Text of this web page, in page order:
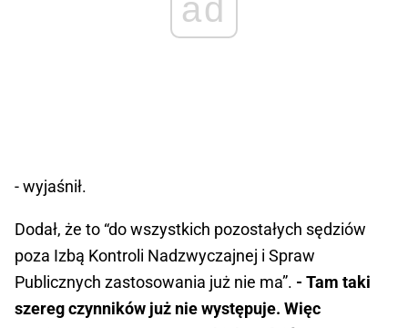
ad
- wyjaśnił.
Dodał, że to “do wszystkich pozostałych sędziów
poza Izbą Kontroli Nadzwyczajnej i Spraw
Publicznych zastosowania już nie ma”. - Tam taki
szereg czynników już nie występuje. Więc